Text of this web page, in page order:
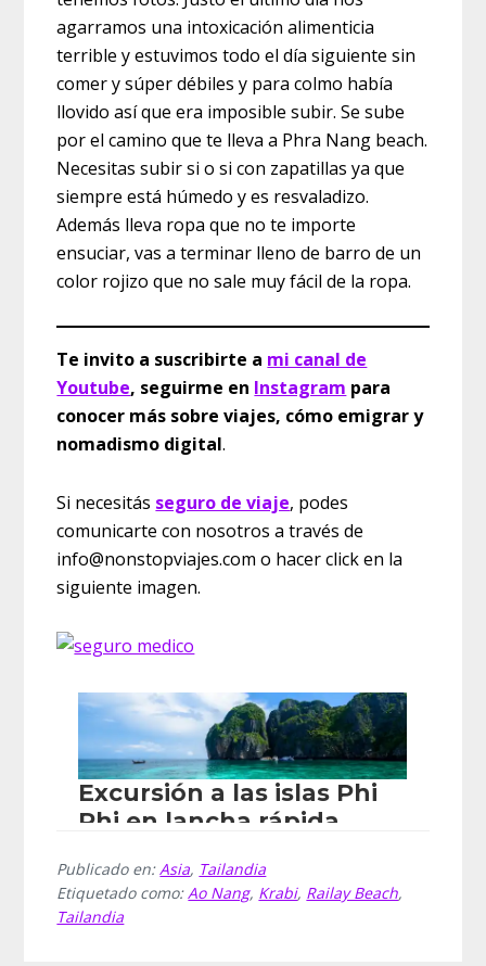
agarramos una intoxicación alimenticia
terrible y estuvimos todo el día siguiente sin
comer y súper débiles y para colmo había
llovido así que era imposible subir. Se sube
por el camino que te lleva a Phra Nang beach.
Necesitas subir si o si con zapatillas ya que
siempre está húmedo y es resvaladizo.
Además lleva ropa que no te importe
ensuciar, vas a terminar lleno de barro de un
color rojizo que no sale muy fácil de la ropa.
Te invito a suscribirte a mi canal de
Youtube, seguirme en Instagram para
conocer más sobre viajes, cómo emigrar y
nomadismo digital.
Si necesitás seguro de viaje, podes
comunicarte con nosotros a través de
info@nonstopviajes.com o hacer click en la
siguiente imagen.
Publicado en:Asia, Tailandia
Etiquetado como:Ao Nang, Krabi, Railay Beach,
Tailandia